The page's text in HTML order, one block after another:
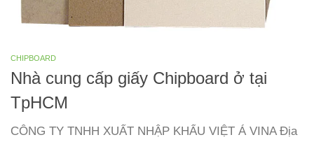
CHIPBOARD
Nhà cung cấp giấy Chipboard ở tại
TpHCM
CÔNG TY TNHH XUẤT NHẬP KHẨU VIỆT Á VINA Địa